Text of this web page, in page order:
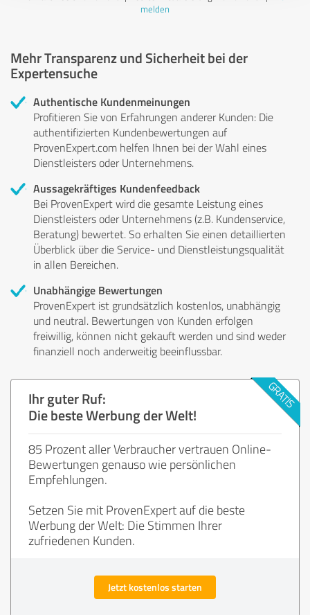
melden
Mehr Transparenz und Sicherheit bei der
Expertensuche
Authentische Kundenmeinungen
Profitieren Sie von Erfahrungen anderer Kunden: Die
authentifizierten Kundenbewertungen auf
ProvenExpert.com helfen Ihnen bei der Wahl eines
Dienstleisters oder Unternehmens.
Aussagekräftiges Kundenfeedback
Bei ProvenExpert wird die gesamte Leistung eines
Dienstleisters oder Unternehmens (z.B. Kundenservice,
Beratung) bewertet. So erhalten Sie einen detaillierten
Überblick über die Service- und Dienstleistungsqualität
in allen Bereichen.
Unabhängige Bewertungen
ProvenExpert ist grundsätzlich kostenlos, unabhängig
und neutral. Bewertungen von Kunden erfolgen
freiwillig, können nicht gekauft werden und sind weder
finanziell noch anderweitig beeinflussbar.
Ihr guter Ruf:
Die beste Werbung der Welt!
85 Prozent aller Verbraucher vertrauen Online-
Bewertungen genauso wie persönlichen
Empfehlungen.
Setzen Sie mit ProvenExpert auf die beste
Werbung der Welt: Die Stimmen Ihrer
zufriedenen Kunden.
Jetzt kostenlos starten